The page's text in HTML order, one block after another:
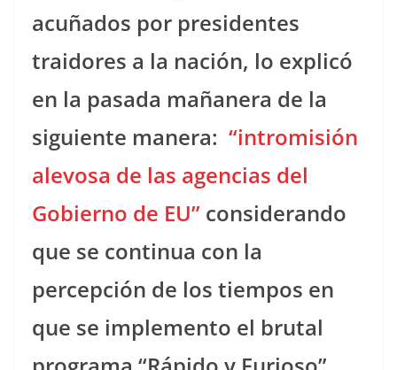
acuñados por presidentes
traidores a la nación, lo explicó
en la pasada mañanera de la
siguiente manera: “intromisión
alevosa de las agencias del
Gobierno de EU” considerando
que se continua con la
percepción de los tiempos en
que se implemento el brutal